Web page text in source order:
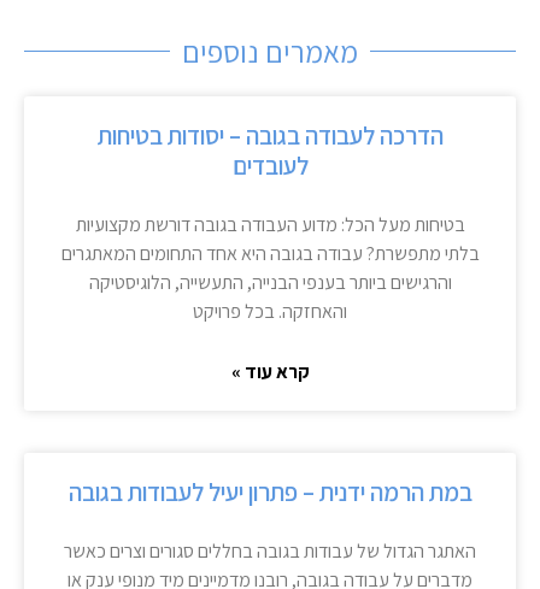
מאמרים נוספים
הדרכה לעבודה בגובה – יסודות בטיחות
לעובדים
בטיחות מעל הכל: מדוע העבודה בגובה דורשת מקצועיות
בלתי מתפשרת? עבודה בגובה היא אחד התחומים המאתגרים
והרגישים ביותר בענפי הבנייה, התעשייה, הלוגיסטיקה
והאחזקה. בכל פרויקט
קרא עוד »
במת הרמה ידנית – פתרון יעיל לעבודות בגובה
האתגר הגדול של עבודות בגובה בחללים סגורים וצרים כאשר
מדברים על עבודה בגובה, רובנו מדמיינים מיד מנופי ענק או